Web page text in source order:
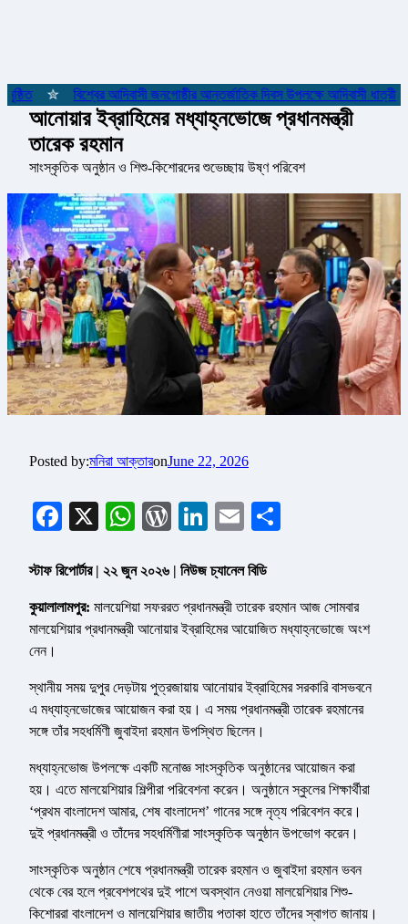
বিশ্বের আদিবাসী জনগোষ্ঠীর আন্তর্জাতিক দিবস উপলক্ষে আদিবাসী
আনোয়ার ইব্রাহিমের মধ্যাহ্নভোজে প্রধানমন্ত্রী
তারেক রহমান
সাংস্কৃতিক অনুষ্ঠান ও শিশু-কিশোরদের শুভেচ্ছায় উষ্ণ পরিবেশ
Posted by:মনিরা আক্তারonJune 22, 2026
Facebook
X WhatsApp
WordPress
LinkedIn
Email
স্টাফ রিপোর্টার | ২২ জুন ২০২৬ | নিউজ চ্যানেল বিডি
কুয়ালালামপুর: মালয়েশিয়া সফররত প্রধানমন্ত্রী তারেক রহমান আজ সোমবার
মালয়েশিয়ার প্রধানমন্ত্রী আনোয়ার ইব্রাহিমের আয়োজিত মধ্যাহ্নভোজে অংশ
নেন।
স্থানীয় সময় দুপুর দেড়টায় পুত্রজায়ায় আনোয়ার ইব্রাহিমের সরকারি বাসভবনে
এ মধ্যাহ্নভোজের আয়োজন করা হয়। এ সময় প্রধানমন্ত্রী তারেক রহমানের
সঙ্গে তাঁর সহধর্মিণী জুবাইদা রহমান উপস্থিত ছিলেন।
মধ্যাহ্নভোজ উপলক্ষে একটি মনোজ্ঞ সাংস্কৃতিক অনুষ্ঠানের আয়োজন করা
হয়। এতে মালয়েশিয়ার শিল্পীরা পরিবেশনা করেন। অনুষ্ঠানে স্কুলের শিক্ষার্থীরা
‘প্রথম বাংলাদেশ আমার, শেষ বাংলাদেশ’ গানের সঙ্গে নৃত্য পরিবেশন করে।
দুই প্রধানমন্ত্রী ও তাঁদের সহধর্মিণীরা সাংস্কৃতিক অনুষ্ঠান উপভোগ করেন।
সাংস্কৃতিক অনুষ্ঠান শেষে প্রধানমন্ত্রী তারেক রহমান ও জুবাইদা রহমান ভবন
থেকে বের হলে প্রবেশপথের দুই পাশে অবস্থান নেওয়া মালয়েশিয়ার শিশু-
কিশোররা বাংলাদেশ ও মালয়েশিয়ার জাতীয় পতাকা হাতে তাঁদের স্বাগত জানায়।